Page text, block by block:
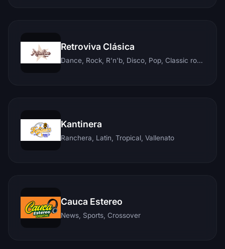
Retroviva Clásica
Dance, Rock, R'n'b, Disco, Pop, Classic rock, Techno, Reggae
Kantinera
Ranchera, Latin, Tropical, Vallenato
Cauca Estereo
News, Sports, Crossover